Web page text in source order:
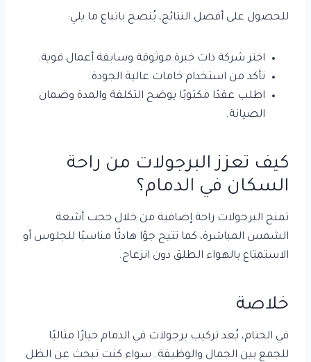
للحصول على أفضل النتائج، يُنصح باتباع ما يلي:
اختر شركة ذات خبرة موثوقة وسابقة أعمال قوية.
تأكد من استخدام خامات عالية الجودة.
اطلب عقدًا مكتوبًا يوضح التكلفة والمدة وضمان
الصيانة.
كيف تعزز البرجولات من راحة
السكان في الدمام؟
تمنح البرجولات راحة إضافية من خلال حجب أشعة
الشمس المباشرة، كما تتيح جوًا هادئًا مناسبًا للجلوس أو
الاستمتاع بالهواء الطلق دون انزعاج.
خلاصة
في الختام، يُعد تركيب برجولات في الدمام خيارًا مثاليًا
للجمع بين الجمال والوظيفة. سواء كنت تبحث عن الظل